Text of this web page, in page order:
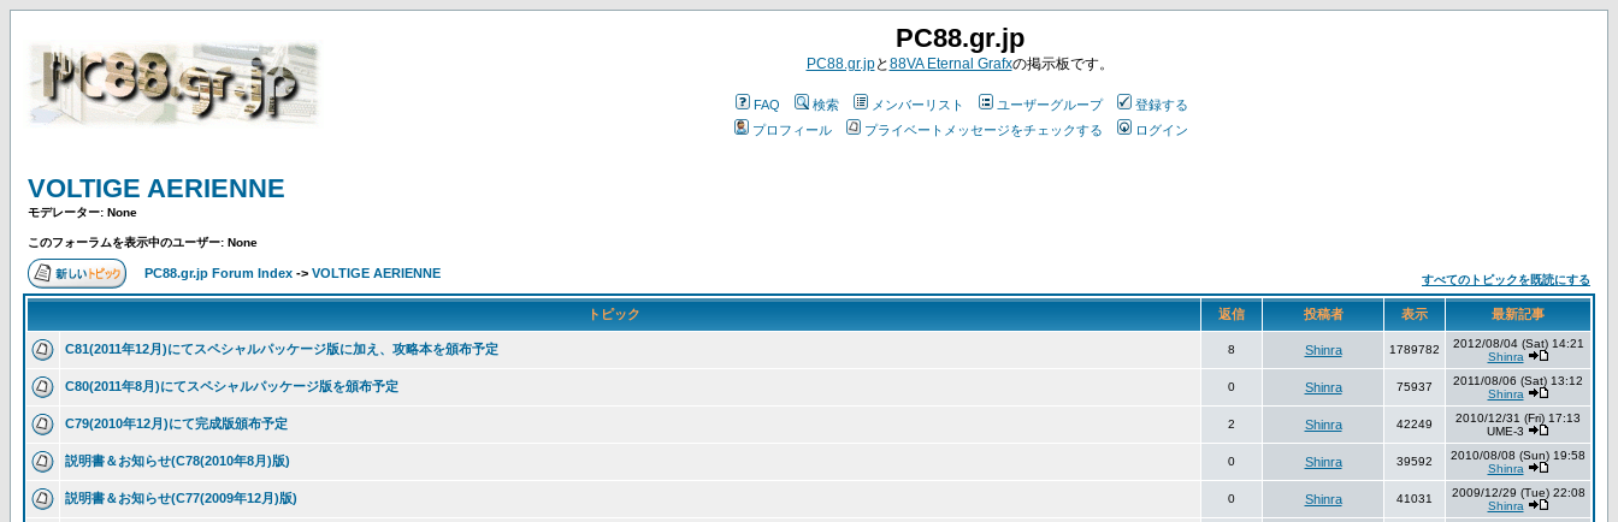
PC88.gr.jp
PC88.gr.jpと88VA Eternal Grafxの掲示板です。
FAQ 検索 メンバーリスト ユーザーグループ
登録する
プロフィール
プライベートメッセージをチェックする ログイン
VOLTIGE AERIENNE
モデレーター: None
このフォーラムを表示中のユーザー: None
PC88.gr.jp Forum Index -> VOLTIGE AERIENNE すべてのトピックを既読にする
トピック 返信 投稿者 表示 最新記事
C81(2011年12月)にてスペシャルパッケージ版に加え、攻略本を頒布予定 8 Shinra 1789782
2012/08/04 (Sat) 14:21
Shinra
C80(2011年8月)にてスペシャルパッケージ版を頒布予定 0 Shinra 75937
2011/08/06 (Sat) 13:12
Shinra
C79(2010年12月)にて完成版頒布予定 2 Shinra 42249
2010/12/31 (Fri) 17:13
UME-3
説明書＆お知らせ(C78(2010年8月)版) 0 Shinra 39592
2010/08/08 (Sun) 19:58
Shinra
説明書＆お知らせ(C77(2009年12月)版) 0 Shinra 41031
2009/12/29 (Tue) 22:08
Shinra